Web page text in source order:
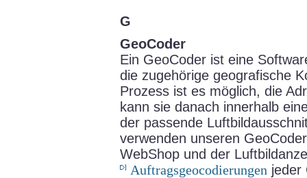
G
GeoCoder
Ein GeoCoder ist eine
die zugehörige geografische
Prozess ist es möglich, die
kann sie danach innerhalb
der passende
verwenden unseren
WebShop und der
Auftragsgeocodierungen jeder